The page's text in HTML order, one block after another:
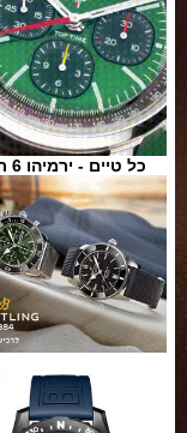
כל טיים - ירמיהו 6 ת"א